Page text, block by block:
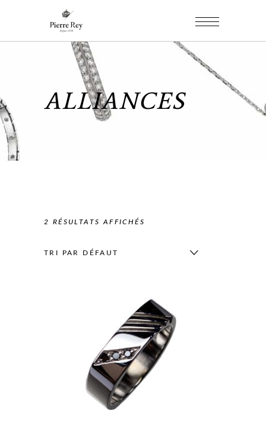
ALLIANCES
2 RÉSULTATS AFFICHÉS
TRI PAR DÉFAUT